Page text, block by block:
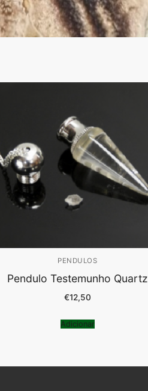
PENDULOS
Pendulo Testemunho Quartz
€12,50
Adicionar